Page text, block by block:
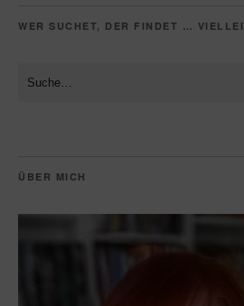
WER SUCHET, DER FINDET …
ÜBER MICH